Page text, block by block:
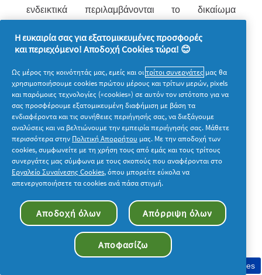
ενδεικτικά περιλαμβάνονται το δικαίωμα
διαγραφής, περιορισμού της επεξεργασίας,
ΓΚΑΜΠΛ ΕΛΛΑΣ M.Ε.Π.Ε.» στην ηλεκτρονική
διεύθυνση:customer
service-epithimies@numberly.com . Επίσης κάθε
Συμμετέχων διατηρεί πάντα το δικαίωμα να
απευθύνεται στην Αρχή Προστασίας Δεδομένων
Προσωπικού Χαρακτήρα,
η οποία μπορεί να δεχθεί και την υποβολή
πρωτόκολλο της (Κηφισίας 1-3, Τ.Κ.: 11523,
Αθήνα) είτε ηλεκτρονικά (complaints@dpa.gr
Για περισσότερες πληροφορίες σχετικά με τη
Συγκατάθεση στη χρήση cookies
Η ευκαιρία σας για εξατομικευμένες προσφορές
και περιεχόμενο! Αποδοχή Cookies τώρα! 😊
Ως μέρος της κοινότητάς μας, εμείς και οιτρίτοι συνεργάτες μας θα
χρησιμοποιήσουμε cookies πρώτου μέρους και τρίτων μερών, pixels
και παρόμοιες τεχνολογίες («cookies») σε αυτόν τον ιστότοπο για να
σας προσφέρουμε εξατομικευμένη διαφήμιση με βάση τα
ενδιαφέροντα και τις συνήθειες περιήγησής σας, να διεξάγουμε
αναλύσεις και να βελτιώνουμε την εμπειρία περιήγησής σας. Μάθετε
περισσότερα στην Πολιτική Απορρήτου μας. Με την αποδοχή των
cookies, συμφωνείτε με τη χρήση τους από εμάς και τους τρίτους
συνεργάτες μας σύμφωνα με τους σκοπούς που αναφέρονται στο
Εργαλείο Συναίνεσης Cookies, όπου μπορείτε εύκολα να
απενεργοποιήσετε τα cookies ανά πάσα στιγμή.
Αποδοχή όλων Απόρριψη όλων
Αποφασίζω